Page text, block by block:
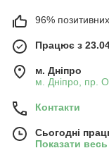
96% позитивних
Працює з
м. Дніпро
м. Дніпро, пр.
Контакти
Сьогодні
Показати